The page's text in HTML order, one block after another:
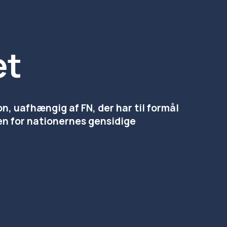
uafhængig af FN, der har til formål
for nationernes gensidige